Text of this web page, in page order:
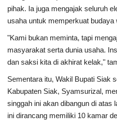
pihak. Ia juga mengajak seluruh
usaha untuk memperkuat budaya
"Kami bukan meminta, tapi
masyarakat serta dunia usaha.
dan saksi kita di akhirat kelak,"
Sementara itu, Wakil Bupati Siak
Kabupaten Siak, Syamsurizal,
singgah ini akan dibangun di atas
ini dirancang memiliki 10 kamar